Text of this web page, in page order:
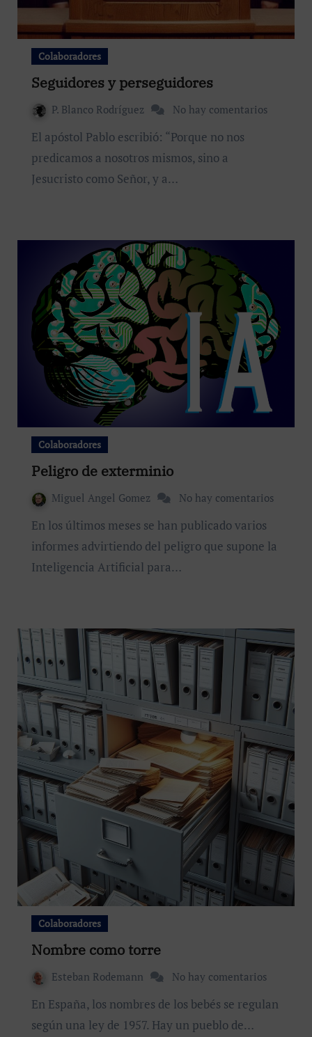
Colaboradores
Seguidores y perseguidores
P. Blanco Rodríguez No hay comentarios
El apóstol Pablo escribió: “Porque no nos
predicamos a nosotros mismos, sino a
Jesucristo como Señor, y a…
Colaboradores
Peligro de exterminio
Miguel Angel Gomez No hay comentarios
En los últimos meses se han publicado varios
informes advirtiendo del peligro que supone la
Inteligencia Artificial para…
Colaboradores
Nombre como torre
Esteban Rodemann No hay comentarios
En España, los nombres de los bebés se regulan
según una ley de 1957. Hay un pueblo de…